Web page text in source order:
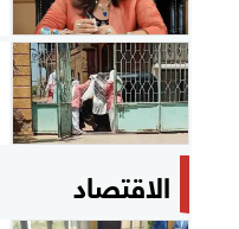
الاقتصاد